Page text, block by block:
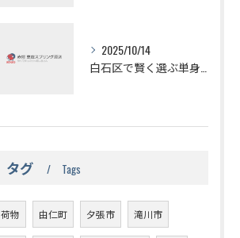
2025/10/14
タグ Tags
荷物 由仁町 夕張市 滝川市